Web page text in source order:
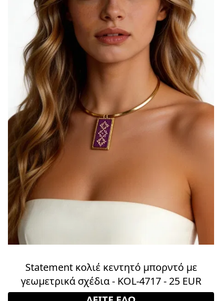
Statement κολιέ κεντητό μπορντό με
γεωμετρικά σχέδια - KOL-4717 - 25 EUR